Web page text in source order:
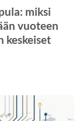
miksi
vuoteen
keskeiset